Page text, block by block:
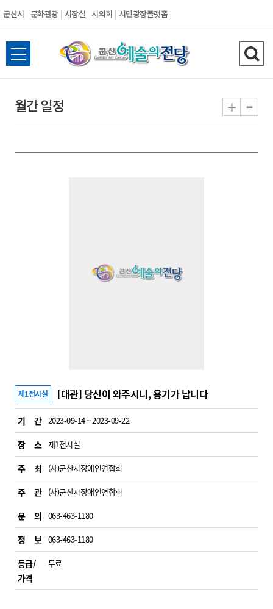
군산시 문화관광 시장실 시의회 시민광장플랫폼
군
산
전
체
뉴
열
검
색
기
월간 일정 + -
제1전시실 [대관] 당신이 와주시니, 용기가 납니다
기 간 2023-09-14 ~ 2023-09-22
장 소 제1전시실
주 최 (사)군산시장애인연합회
주 관 (사)군산시장애인연합회
문 의 063-463-1180
정 보 063-463-1180
등급/
가격
무료